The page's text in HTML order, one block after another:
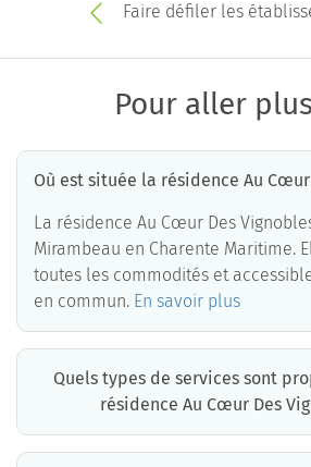
Faire défiler les
Pour aller
Où est située la résidence Au
La résidence Au Cœur Des
Mirambeau en Charente Maritime.
toutes les commodités et
en commun. En savoir plus
Quels types de services sont
résidence Au Cœur Des